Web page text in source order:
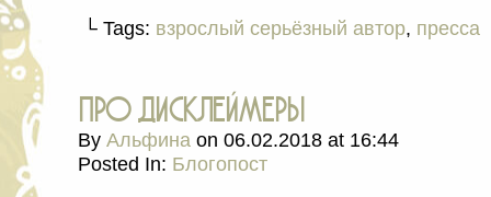
└ Tags: взрослый серьёзный автор, пресса
про дисклеймеры
By Альфина on 06.02.2018 at 16:44
Posted In: Блогопост